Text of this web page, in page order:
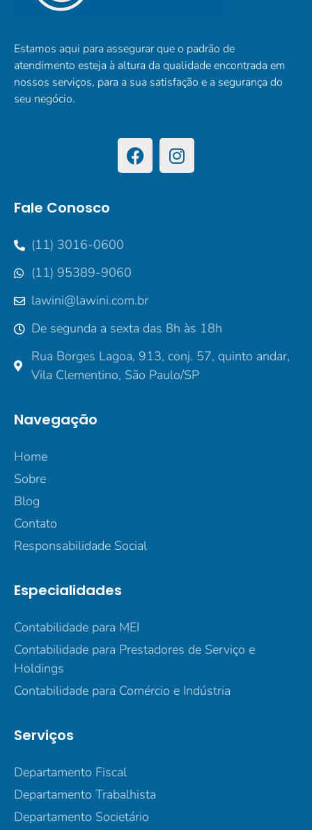
Estamos aqui para assegurar que o padrão de
atendimento esteja à altura da qualidade encontrada em
nossos serviços, para a sua satisfação e a segurança do
seu negócio.
Fale Conosco
(11) 3016-0600
(11) 95389-9060
lawini@lawini.com.br
De segunda a sexta das 8h às 18h
Rua Borges Lagoa, 913, conj. 57, quinto andar,
Vila Clementino, São Paulo/SP
Navegação
Home
Sobre
Blog
Contato
Responsabilidade Social
Especialidades
Contabilidade para MEI
Contabilidade para Prestadores de Serviço e
Holdings
Contabilidade para Comércio e Indústria
Serviços
Departamento Fiscal
Departamento Trabalhista
Departamento Societário